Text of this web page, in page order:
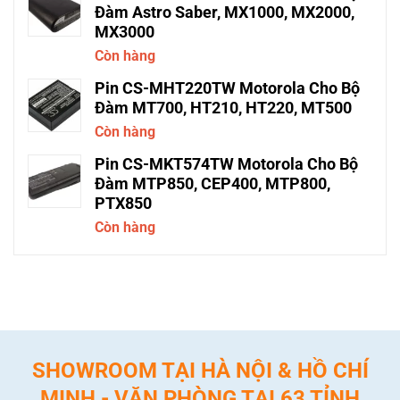
Đàm Astro Saber, MX1000, MX2000,
MX3000
Còn hàng
Pin CS-MHT220TW Motorola Cho Bộ
Đàm MT700, HT210, HT220, MT500
Còn hàng
Pin CS-MKT574TW Motorola Cho Bộ
Đàm MTP850, CEP400, MTP800,
PTX850
Còn hàng
SHOWROOM TẠI HÀ NỘI & HỒ CHÍ